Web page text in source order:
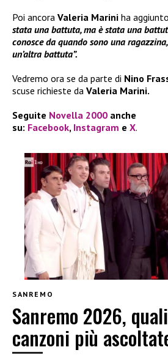
Poi ancora Valeria Marini ha
stata una battuta, ma è stata una
conosce da quando sono una
un’altra battuta”.
Vedremo ora se da parte di Nino
scuse richieste da Valeria Marini.
Seguite Novella 2000 anche
su: Facebook, Instagram e X.
SANREMO
Sanremo 2026,
canzoni più